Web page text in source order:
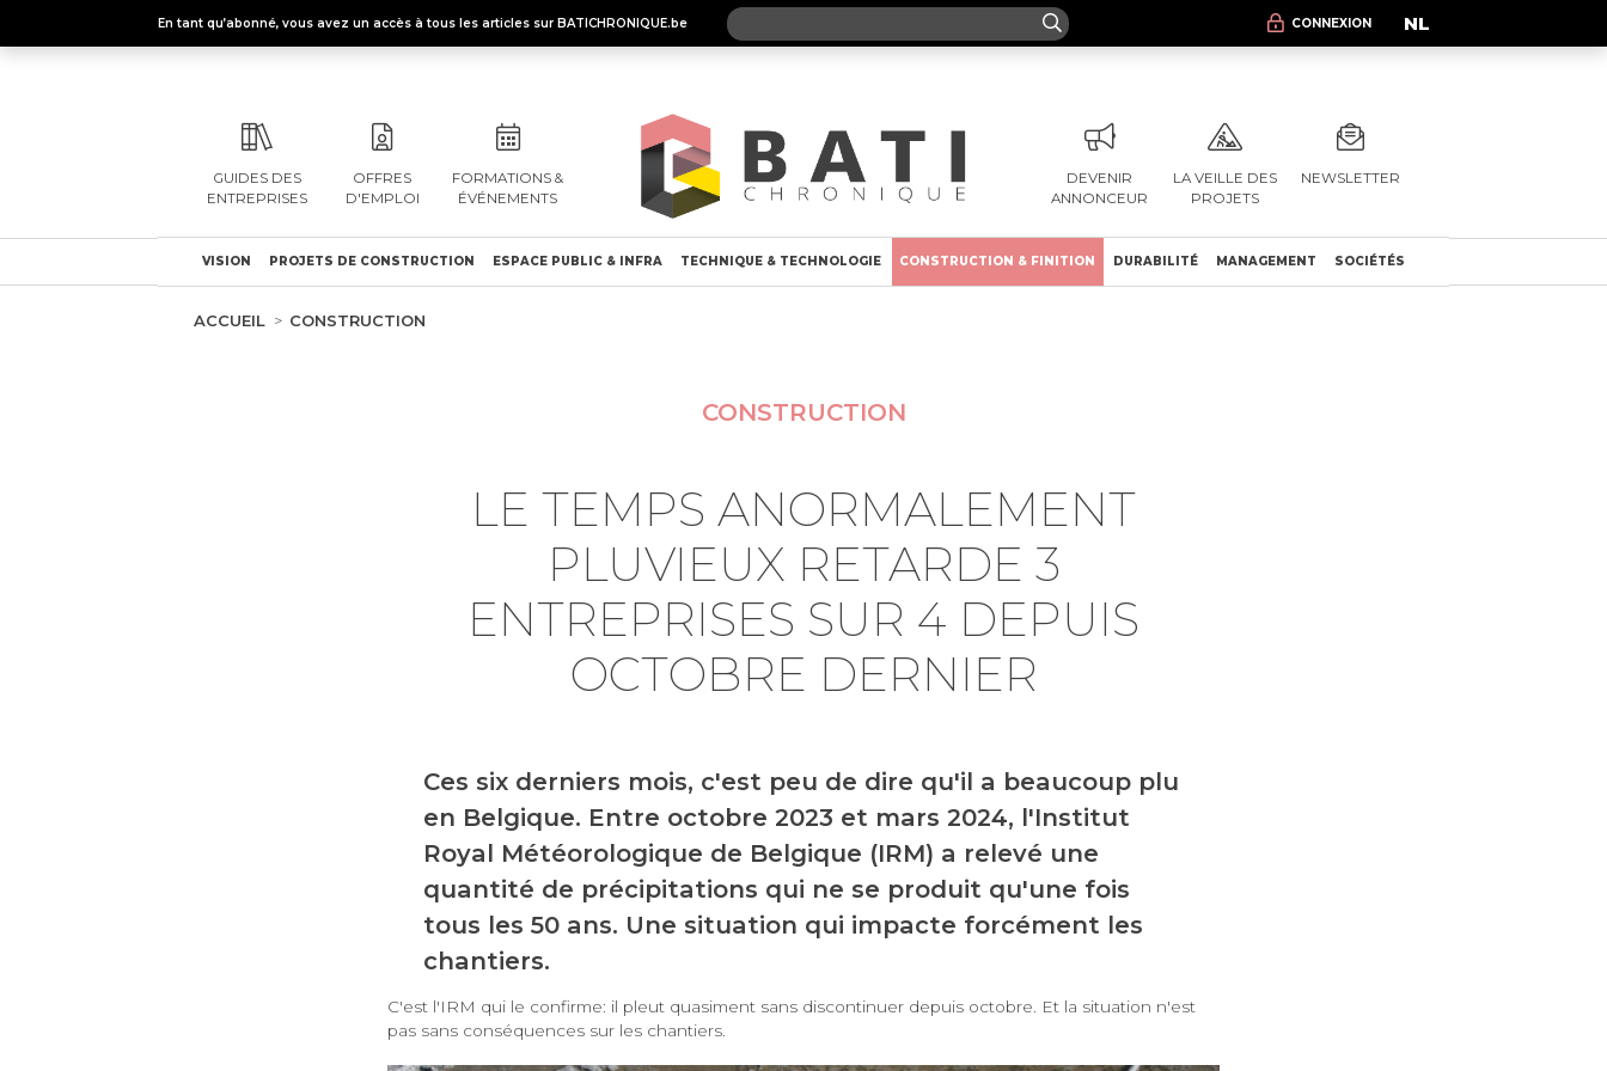
En tant qu’abonné, vous avez un accès à tous les articles sur BATICHRONIQUE.be CONNEXION NL
GUIDES DES
ENTREPRISES
OFFRES
D'EMPLOI
FORMATIONS &
ÉVÉNEMENTS
DEVENIR
ANNONCEUR
LA VEILLE DES
PROJETS
NEWSLETTER
VISION PROJETS DE CONSTRUCTION ESPACE PUBLIC & INFRA TECHNIQUE & TECHNOLOGIE CONSTRUCTION & FINITION DURABILITÉ MANAGEMENT SOCIÉTÉS
ACCUEIL CONSTRUCTION
CONSTRUCTION
LE TEMPS ANORMALEMENT
PLUVIEUX RETARDE 3
ENTREPRISES SUR 4 DEPUIS
OCTOBRE DERNIER
Ces six derniers mois, c'est peu de dire qu'il a beaucoup plu
en Belgique. Entre octobre 2023 et mars 2024, l'Institut
Royal Météorologique de Belgique (IRM) a relevé une
quantité de précipitations qui ne se produit qu'une fois
tous les 50 ans. Une situation qui impacte forcément les
chantiers.
C'est l'IRM qui le confirme: il pleut quasiment sans discontinuer depuis octobre. Et la situation n'est
pas sans conséquences sur les chantiers.